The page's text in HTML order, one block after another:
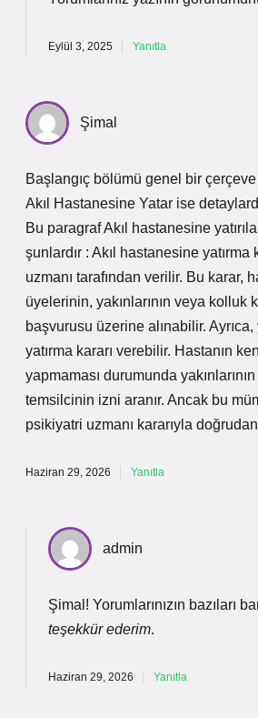
Eylül 3, 2025 Yanıtla
Şimal
Başlangıç bölümü genel bir
Akıl Hastanesine Yatar ise
Bu paragraf Akıl hastanesine
şunlardır : Akıl hastanesine yatırma
uzmanı tarafından verilir. Bu karar,
üyelerinin, yakınlarının veya kolluk
başvurusu üzerine alınabilir.
yatırma kararı verebilir. Hastanın
yapmaması durumunda
temsilcinin izni aranır. Ancak bu
psikiyatri uzmanı kararıyla
Haziran 29, 2026 Yanıtla
admin
Şimal! Yorumlarınızın bazıları
teşekkür ederim.
Haziran 29, 2026 Yanıtla